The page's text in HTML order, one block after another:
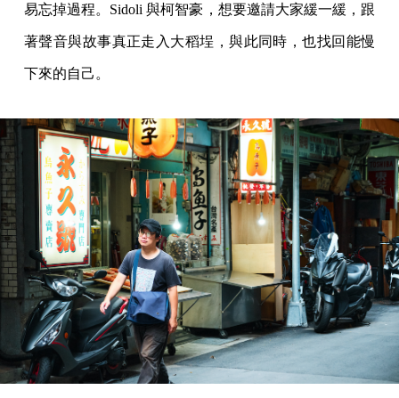
易忘掉過程。Sidoli 與柯智豪，想要邀請大家緩一緩，跟
著聲音與故事真正走入大稻埕，與此同時，也找回能慢
下來的自己。